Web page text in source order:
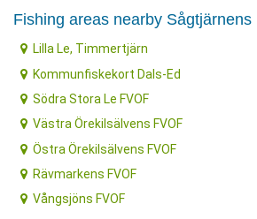
Fishing areas nearby Sågtjärnens
Lilla Le, Timmertjärn
Kommunfiskekort Dals-Ed
Södra Stora Le FVOF
Västra Örekilsälvens FVOF
Östra Örekilsälvens FVOF
Rävmarkens FVOF
Vångsjöns FVOF